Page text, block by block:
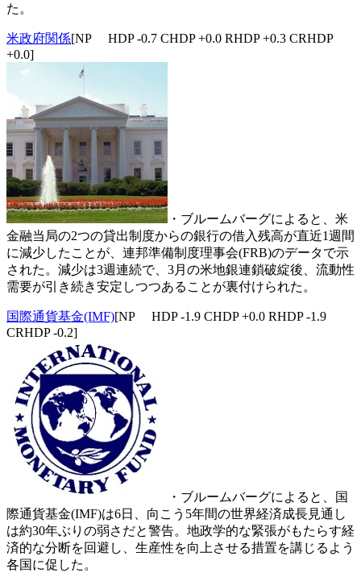
た。
米政府関係[NP HDP -0.7 CHDP +0.0 RHDP +0.3 CRHDP
+0.0]
・ブルームバーグによると、米
金融当局の2つの貸出制度からの銀行の借入残高が直近1週間
に減少したことが、連邦準備制度理事会(FRB)のデータで示
された。減少は3週連続で、3月の米地銀連鎖破綻後、流動性
需要が引き続き安定しつつあることが裏付けられた。
国際通貨基金(IMF)[NP HDP -1.9 CHDP +0.0 RHDP -1.9
CRHDP -0.2]
・ブルームバーグによると、国
際通貨基金(IMF)は6日、向こう5年間の世界経済成長見通し
は約30年ぶりの弱さだと警告。地政学的な緊張がもたらす経
済的な分断を回避し、生産性を向上させる措置を講じるよう
各国に促した。